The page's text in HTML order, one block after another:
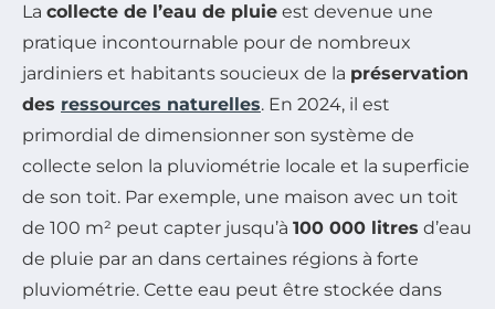
La collecte de l’eau de pluie est devenue une
pratique incontournable pour de nombreux
jardiniers et habitants soucieux de la préservation
des ressources naturelles. En 2024, il est
primordial de dimensionner son système de
collecte selon la pluviométrie locale et la superficie
de son toit. Par exemple, une maison avec un toit
de 100 m² peut capter jusqu’à 100 000 litres d’eau
de pluie par an dans certaines régions à forte
pluviométrie. Cette eau peut être stockée dans